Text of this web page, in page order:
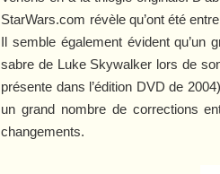
StarWars.com révèle qu’ont été
Il semble également évident qu’un
sabre de Luke Skywalker lors de
présente dans l’édition DVD de
un grand nombre de corrections
changements.